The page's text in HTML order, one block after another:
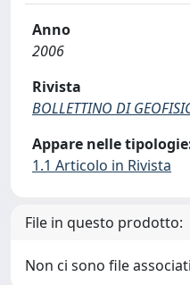
Anno
2006
Rivista
BOLLETTINO DI
Appare nelle
1.1 Articolo in Rivista
File in questo prodotto:
Non ci sono file